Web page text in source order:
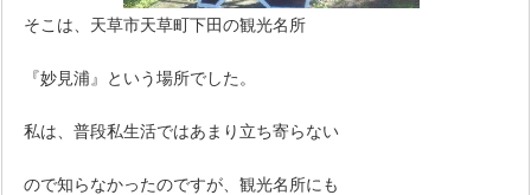
そこは、天草市天草町下田の観光名所
『妙見浦』という場所でした。
私は、普段私生活ではあまり立ち寄らない
ので知らなかったのですが、観光名所にも